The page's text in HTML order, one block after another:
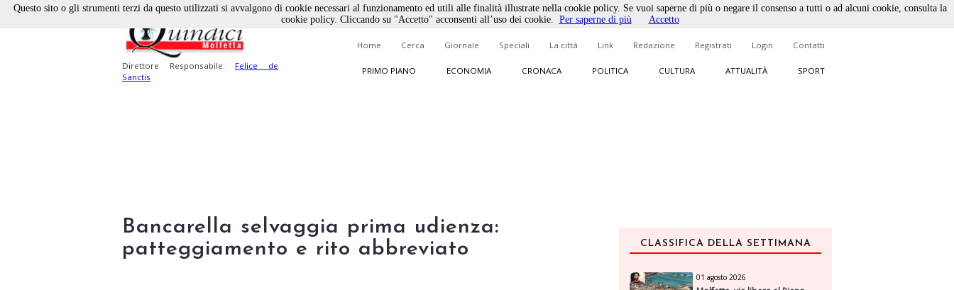
Direttore Responsabile: Felice de
Sanctis
Home Cerca Giornale Speciali La città Link Redazione Registrati Login Contatti
PRIMO PIANO ECONOMIA CRONACA POLITICA CULTURA ATTUALITÀ SPORT
Bancarella selvaggia prima udienza:
patteggiamento e rito abbreviato
CLASSIFICA DELLA SETTIMANA
01 agosto 2026
Questo sito o gli strumenti terzi da questo utilizzati si avvalgono di cookie necessari al funzionamento ed utili alle finalità illustrate nella cookie policy. Se vuoi saperne di più o negare il consenso a tutti o ad alcuni cookie, consulta la
cookie policy. Cliccando su "Accetto" acconsenti all’uso dei cookie. Per saperne di più Accetto